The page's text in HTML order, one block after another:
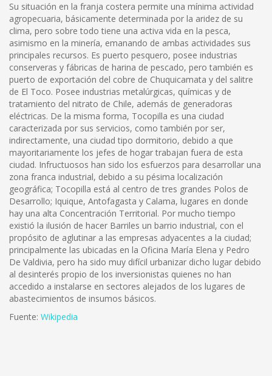
Su situación en la franja costera permite una mínima actividad
agropecuaria, básicamente determinada por la aridez de su
clima, pero sobre todo tiene una activa vida en la pesca,
asimismo en la minería, emanando de ambas actividades sus
principales recursos. Es puerto pesquero, posee industrias
conserveras y fábricas de harina de pescado, pero también es
puerto de exportación del cobre de Chuquicamata y del salitre
de El Toco. Posee industrias metalúrgicas, químicas y de
tratamiento del nitrato de Chile, además de generadoras
eléctricas. De la misma forma, Tocopilla es una ciudad
caracterizada por sus servicios, como también por ser,
indirectamente, una ciudad tipo dormitorio, debido a que
mayoritariamente los jefes de hogar trabajan fuera de esta
ciudad. Infructuosos han sido los esfuerzos para desarrollar una
zona franca industrial, debido a su pésima localización
geográfica; Tocopilla está al centro de tres grandes Polos de
Desarrollo; Iquique, Antofagasta y Calama, lugares en donde
hay una alta Concentración Territorial. Por mucho tiempo
existió la ilusión de hacer Barriles un barrio industrial, con el
propósito de aglutinar a las empresas adyacentes a la ciudad;
principalmente las ubicadas en la Oficina María Elena y Pedro
De Valdivia, pero ha sido muy difícil urbanizar dicho lugar debido
al desinterés propio de los inversionistas quienes no han
accedido a instalarse en sectores alejados de los lugares de
abastecimientos de insumos básicos.
Fuente: Wikipedia